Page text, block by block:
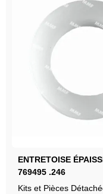
ENTRETOISE
769495 .246
Kits et Pièces